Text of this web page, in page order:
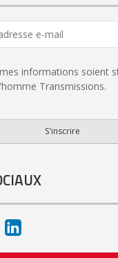
informations soient
Transmissions.
S'inscrire